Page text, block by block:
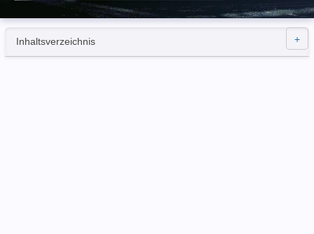
Inhaltsverzeichnis